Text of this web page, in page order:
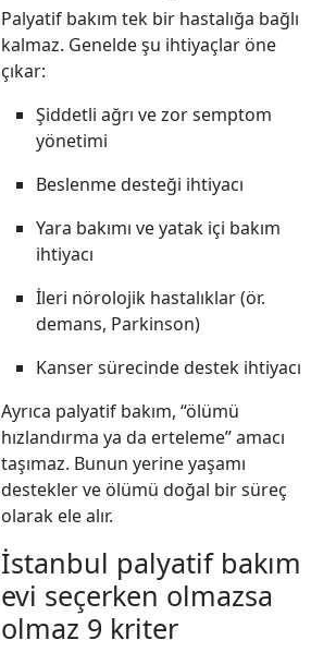
Palyatif bakım tek bir hastalığa bağlı
kalmaz. Genelde şu ihtiyaçlar öne
çıkar:
Şiddetli ağrı ve zor semptom
yönetimi
Beslenme desteği ihtiyacı
Yara bakımı ve yatak içi bakım
ihtiyacı
İleri nörolojik hastalıklar (ör.
demans, Parkinson)
Kanser sürecinde destek ihtiyacı
Ayrıca palyatif bakım, “ölümü
hızlandırma ya da erteleme” amacı
taşımaz. Bunun yerine yaşamı
destekler ve ölümü doğal bir süreç
olarak ele alır.
İstanbul palyatif bakım
evi seçerken olmazsa
olmaz 9 kriter